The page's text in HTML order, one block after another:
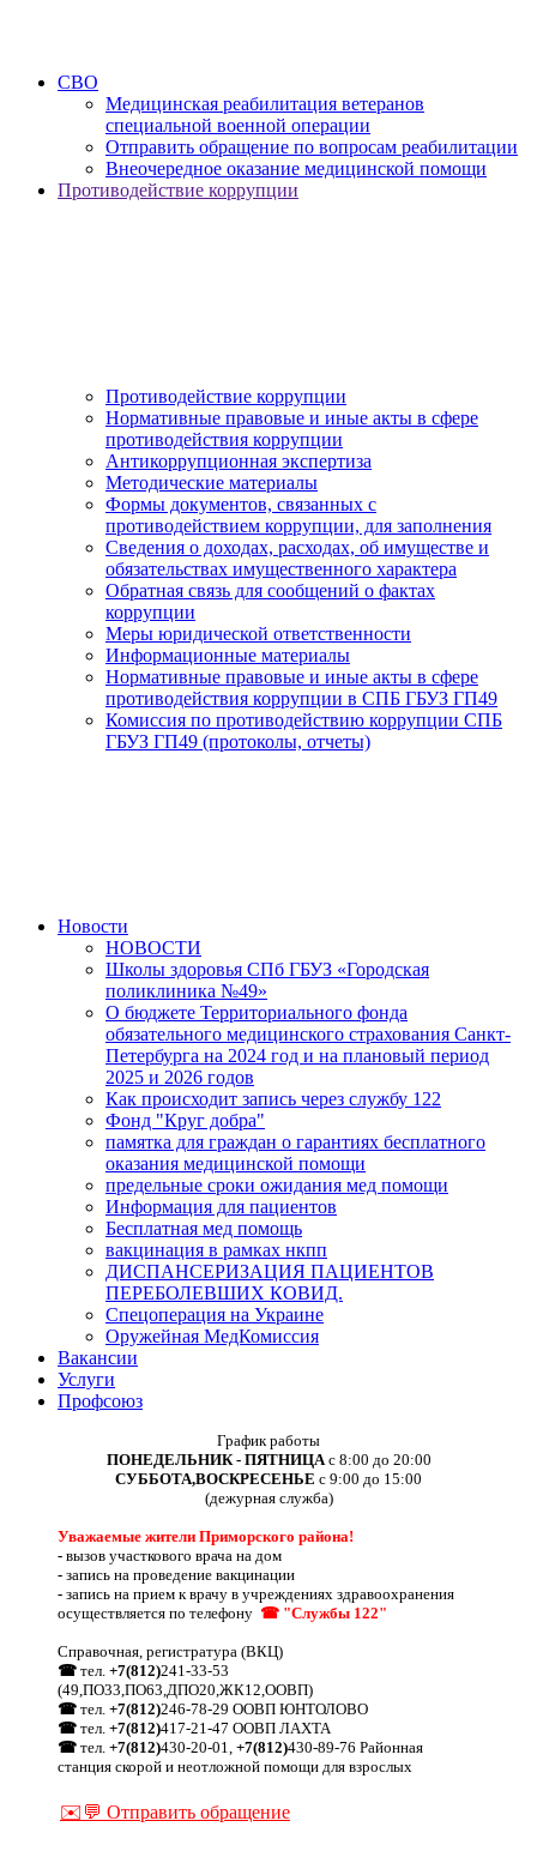
СВО
Медицинская реабилитация ветеранов
специальной военной операции
Отправить обращение по вопросам реабилитации
Внеочередное оказание медицинской помощи
Противодействие коррупции
Противодействие коррупции
Нормативные правовые и иные акты в сфере
противодействия коррупции
Антикоррупционная экспертиза
Методические материалы
Формы документов, связанных с
противодействием коррупции, для заполнения
Сведения о доходах, расходах, об имуществе и
обязательствах имущественного характера
Обратная связь для сообщений о фактах
коррупции
Меры юридической ответственности
Информационные материалы
Нормативные правовые и иные акты в сфере
противодействия коррупции в СПБ ГБУЗ ГП49
Комиссия по противодействию коррупции СПБ
ГБУЗ ГП49 (протоколы, отчеты)
Новости
НОВОСТИ
Школы здоровья СПб ГБУЗ «Городская
поликлиника №49»
О бюджете Территориального фонда
обязательного медицинского страхования Санкт-
Петербурга на 2024 год и на плановый период
2025 и 2026 годов
Как происходит запись через службу 122
Фонд "Круг добра"
памятка для граждан о гарантиях бесплатного
оказания медицинской помощи
предельные сроки ожидания мед помощи
Информация для пациентов
Бесплатная мед помощь
вакцинация в рамках нкпп
ДИСПАНСЕРИЗАЦИЯ ПАЦИЕНТОВ
ПЕРЕБОЛЕВШИХ КОВИД.
Спецоперация на Украине
Оружейная МедКомиссия
Вакансии
Услуги
Профсоюз
График работы
ПОНЕДЕЛЬНИК - ПЯТНИЦА с 8:00 до 20:00
СУББОТА,ВОСКРЕСЕНЬЕ с 9:00 до 15:00
(дежурная служба)
Уважаемые жители Приморского района!
- вызов участкового врача на дом
- запись на проведение вакцинации
- запись на прием к врачу в учреждениях здравоохранения
осуществляется по телефону ☎ "Службы 122"
Справочная, регистратура (ВКЦ)
☎ тел. +7(812)241-33-53
(49,ПО33,ПО63,ДПО20,ЖК12,ООВП)
☎ тел. +7(812)246-78-29 ООВП ЮНТОЛОВО
☎ тел. +7(812)417-21-47 ООВП ЛАХТА
☎ тел. +7(812)430-20-01, +7(812)430-89-76 Районная
станция скорой и неотложной помощи для взрослых
✉️💬 Отправить обращение